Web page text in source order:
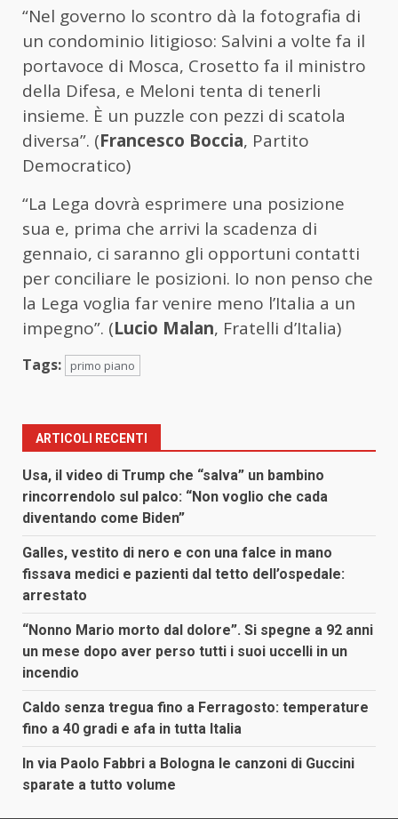
“Nel governo lo scontro dà la fotografia di
un condominio litigioso: Salvini a volte fa il
portavoce di Mosca, Crosetto fa il ministro
della Difesa, e Meloni tenta di tenerli
insieme. È un puzzle con pezzi di scatola
diversa”. (Francesco Boccia, Partito
Democratico)
“La Lega dovrà esprimere una posizione
sua e, prima che arrivi la scadenza di
gennaio, ci saranno gli opportuni contatti
per conciliare le posizioni. Io non penso che
la Lega voglia far venire meno l’Italia a un
impegno”. (Lucio Malan, Fratelli d’Italia)
Tags: primo piano
ARTICOLI RECENTI
Usa, il video di Trump che “salva” un bambino
rincorrendolo sul palco: “Non voglio che cada
diventando come Biden”
Galles, vestito di nero e con una falce in mano
fissava medici e pazienti dal tetto dell’ospedale:
arrestato
“Nonno Mario morto dal dolore”. Si spegne a 92 anni
un mese dopo aver perso tutti i suoi uccelli in un
incendio
Caldo senza tregua fino a Ferragosto: temperature
fino a 40 gradi e afa in tutta Italia
In via Paolo Fabbri a Bologna le canzoni di Guccini
sparate a tutto volume